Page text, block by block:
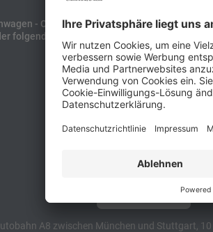
- Caravans
folgenden Hersteller:
Hobby
LMC
A8 zwischen München und Stuttgart,